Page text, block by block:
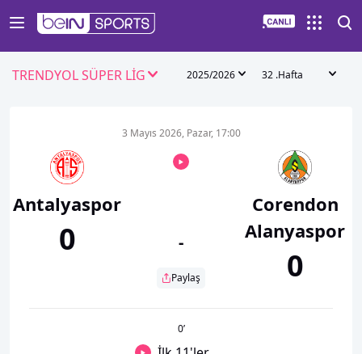
TRENDYOL SÜPER LİG 2025/2026 32 .Hafta
Antalyaspor
0
3 Mayıs 2026, Pazar, 17:00
-
Paylaş
Corendon
Alanyaspor
0
0’